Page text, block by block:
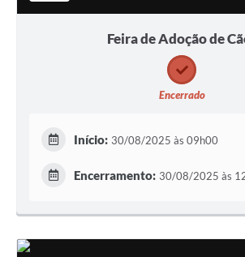
Feira de Adoção de
Encerrado
Início: 30/08/2025 às 09h00
Encerramento: 30/08/2025 às